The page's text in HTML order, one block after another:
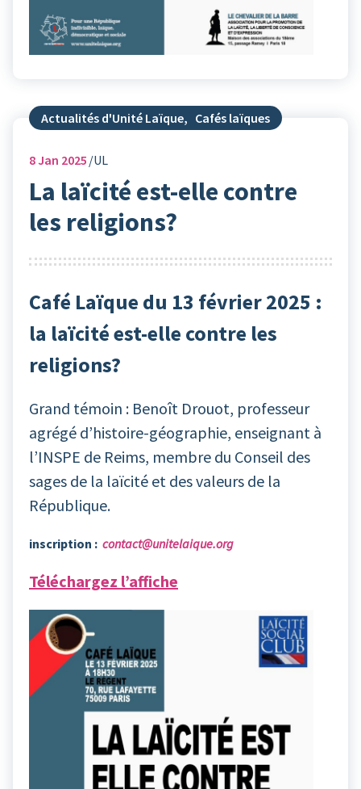
Actualités d'Unité Laïque, Cafés laïques
8Jan 2025 UL
La laïcité est-elle contre
les religions?
Café Laïque du 13 février 2025 :
la laïcité est-elle contre les
religions?
Grand témoin : Benoît Drouot, professeur
agrégé d’histoire-géographie, enseignant à
l’INSPE de Reims, membre du Conseil des
sages de la laïcité et des valeurs de la
République.
inscription : contact@unitelaique.org
Téléchargez l’affiche